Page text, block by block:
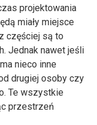
projektowania
miały miejsce
częściej są to
Jednak nawet jeśli
nieco inne
drugiej osoby czy
Te wszystkie
przestrzeń